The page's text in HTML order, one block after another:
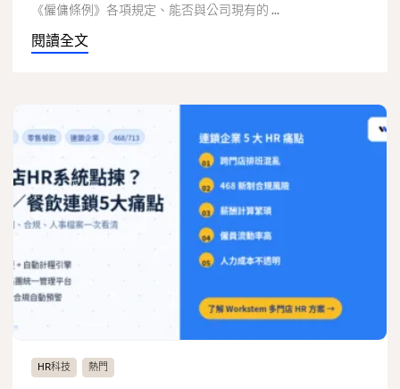
《僱傭條例》各項規定、能否與公司現有的 ...
閱讀全文
HR科技 熱門